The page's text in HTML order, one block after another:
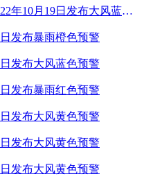
广西壮族自治区防城港市2022年10月19日发布大风蓝色预警
发布暴雨橙色预警
发布大风蓝色预警
发布暴雨红色预警
发布大风黄色预警
发布大风黄色预警
发布大风黄色预警